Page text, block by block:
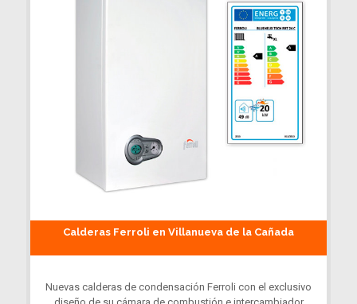
Calderas Ferroli en Villanueva de la Cañada
Nuevas calderas de condensación Ferroli con el exclusivo